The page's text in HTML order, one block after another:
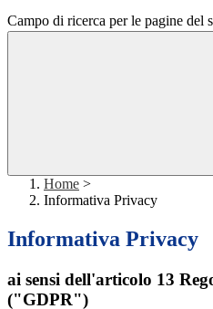
Campo di ricerca per le pagine del
Home >
Informativa Privacy
Informativa Privacy
ai sensi dell'articolo 13
("GDPR")